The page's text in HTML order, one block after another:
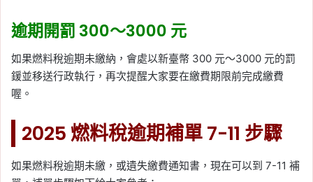
逾期開罰 300～3000 元
如果燃料稅逾期未繳納，會處以新臺幣 300 元～3000 元的罰
鍰並移送行政執行，再次提醒大家要在繳費期限前完成繳費
喔。
2025 燃料稅逾期補單 7-11 步驟
如果燃料稅逾期未繳，或遺失繳費通知書，現在可以到 7-11 補